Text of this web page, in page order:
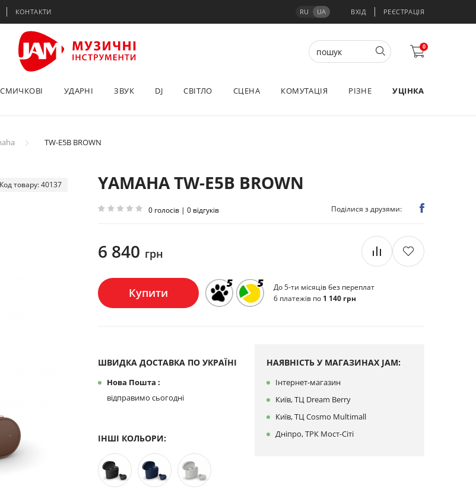
КОНТАКТИ RU UA ВХІД РЕЄСТРАЦІЯ
0
СМИЧКОВІ УДАРНІ ЗВУК DJ СВІТЛО СЦЕНА КОМУТАЦІЯ РІЗНЕ УЦІНКА
TW-E5B BROWN
Код товару: 40137 YAMAHA TW-E5B BROWN
0 голосів | 0 відгуків Поділися з друзями:
6 840 грн
Купити
До 5-ти місяців без переплат
6 платежів по 1 140 грн
ШВИДКА ДОСТАВКА ПО УКРАЇНІ
Нова Пошта :
відправимо сьогодні
ІНШІ КОЛЬОРИ:
НАЯВНІСТЬ У МАГАЗИНАХ JAM:
Інтернет-магазин
Київ, ТЦ Dream Berry
Київ, ТЦ Cosmo Multimall
Дніпро, ТРК Мост-Сіті